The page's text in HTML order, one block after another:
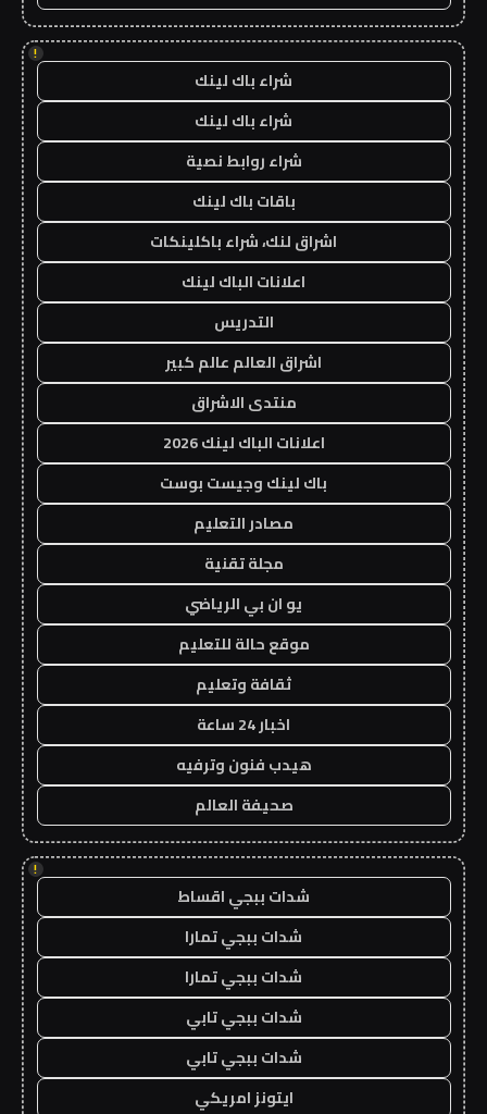
!
شراء باك لينك
شراء باك لينك
شراء روابط نصية
باقات باك لينك
اشراق لنك، شراء باكلينكات
اعلانات الباك لينك
التدريس
اشراق العالم عالم كبير
منتدى الاشراق
اعلانات الباك لينك 2026
باك لينك وجيست بوست
مصادر التعليم
مجلة تقنية
يو ان بي الرياضي
موقع حالة للتعليم
ثقافة وتعليم
اخبار 24 ساعة
هيدب فنون وترفيه
صحيفة العالم
!
شدات ببجي اقساط
شدات ببجي تمارا
شدات ببجي تمارا
شدات ببجي تابي
شدات ببجي تابي
ايتونز امريكي